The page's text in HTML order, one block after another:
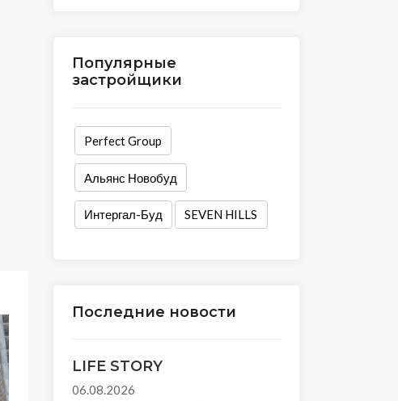
Популярные
застройщики
Perfect Group
Альянс Новобуд
Интергал-Буд SEVEN HILLS
Последние новости
LIFE STORY
06.08.2026